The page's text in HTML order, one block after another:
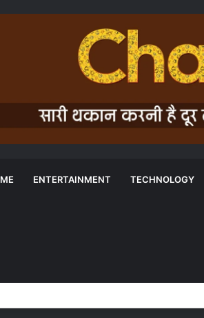
ENTERTAINMENT TECHNOLOGY
ड्रिल